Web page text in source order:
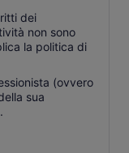
dei
non sono
la politica di
(ovvero
sua